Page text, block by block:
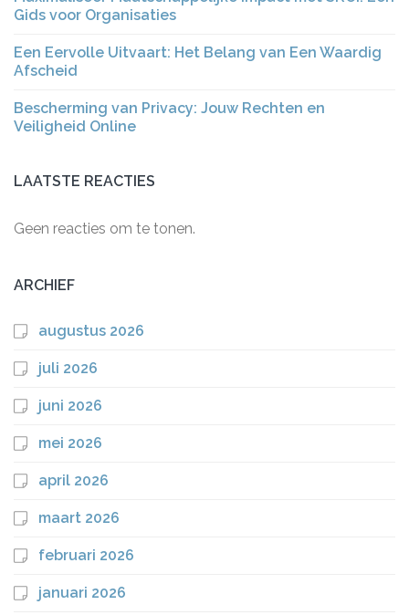
Gids voor Organisaties
Een Eervolle Uitvaart: Het Belang van Een Waardig
Afscheid
Bescherming van Privacy: Jouw Rechten en
Veiligheid Online
LAATSTE REACTIES
Geen reacties om te tonen.
ARCHIEF
augustus 2026
juli 2026
juni 2026
mei 2026
april 2026
maart 2026
februari 2026
januari 2026